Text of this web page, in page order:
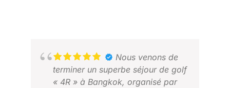
Nous venons de
terminer un superbe séjour de golf
« 4R » à Bangkok, organisé par